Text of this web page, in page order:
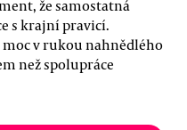
že samostatná
s krajní pravicí.
moc v rukou nahnědlého
než spolupráce